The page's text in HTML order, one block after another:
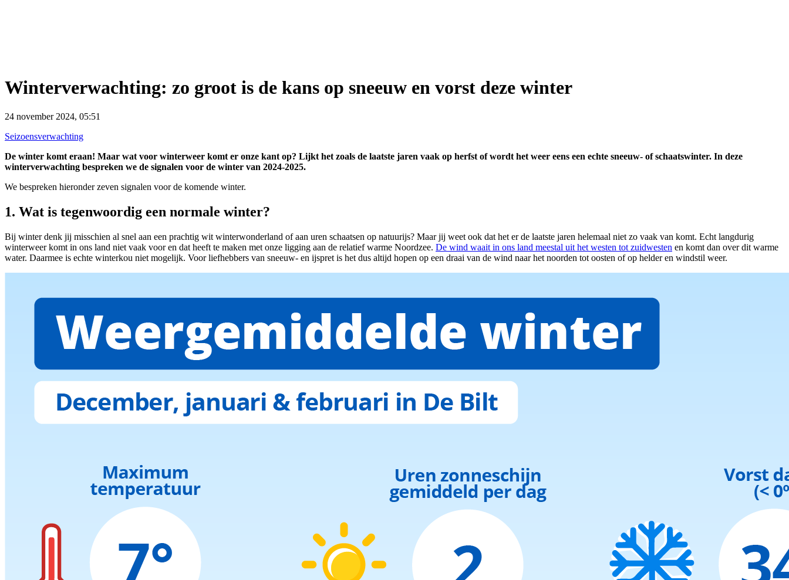
Winterverwachting: zo groot is de kans op sneeuw en vorst deze winter
24 november 2024, 05:51
Seizoensverwachting
De winter komt eraan! Maar wat voor winterweer komt er onze kant op? Lijkt het zoals de laatste jaren vaak op herfst of wordt het weer eens een echte sneeuw- of schaatswinter. In deze
winterverwachting bespreken we de signalen voor de winter van 2024-2025.
We bespreken hieronder zeven signalen voor de komende winter.
1. Wat is tegenwoordig een normale winter?
Bij winter denk jij misschien al snel aan een prachtig wit winterwonderland of aan uren schaatsen op natuurijs? Maar jij weet ook dat het er de laatste jaren helemaal niet zo vaak van komt. Echt langdurig
winterweer komt in ons land niet vaak voor en dat heeft te maken met onze ligging aan de relatief warme Noordzee. De wind waait in ons land meestal uit het westen tot zuidwesten en komt dan over dit warme
water. Daarmee is echte winterkou niet mogelijk. Voor liefhebbers van sneeuw- en ijspret is het dus altijd hopen op een draai van de wind naar het noorden tot oosten of op helder en windstil weer.